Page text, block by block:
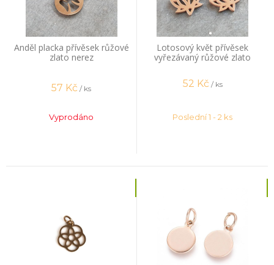
Anděl placka přívěsek růžové
zlato nerez
57 Kč / ks
Vyprodáno
Lotosový květ přívěsek
vyřezávaný růžové zlato
nerez
52 Kč / ks
Poslední 1 - 2 ks